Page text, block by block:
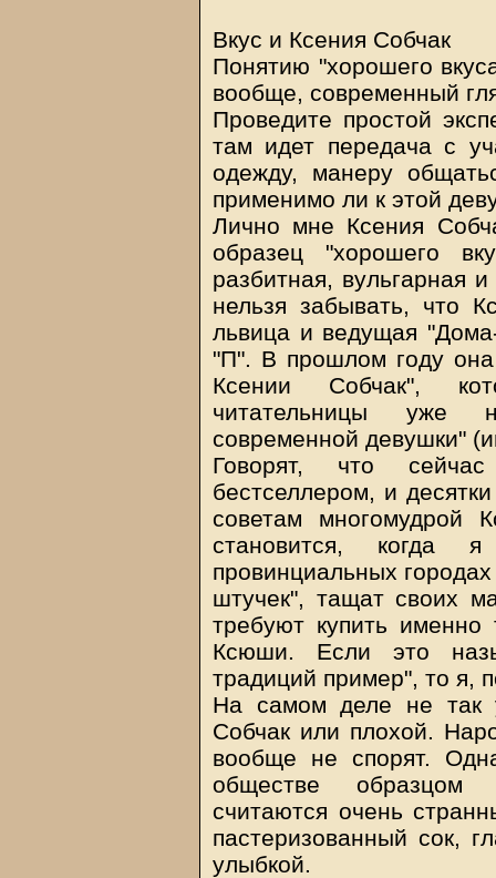
Вкус и Ксения Собчак
Понятию "хорошего
вообще, современный
Проведите простой
там идет передача с
одежду, манеру
применимо ли к этой
Лично мне Ксения
образец "хорошего
разбитная, вульгарная
нельзя забывать, что
львица и ведущая
"П". В прошлом году она
Ксении Собчак",
читательницы уже
современной девушки"
Говорят, что
бестселлером, и
советам многомудрой
становится, когда
провинциальных
штучек", тащат своих
требуют купить
Ксюши. Если это
традиций пример", то я,
На самом деле не так
Собчак или плохой.
вообще не спорят.
обществе образцом
считаются очень
пастеризованный сок,
улыбкой.